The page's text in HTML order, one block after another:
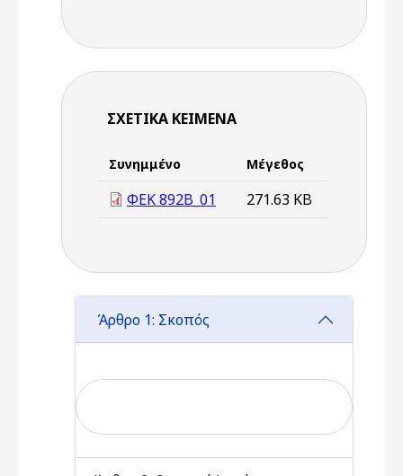
ΣΧΕΤΙΚΆ ΚΕΊΜΕΝΑ
Συνημμένο Μέγεθος
ΦΕΚ 892Β_01 271.63 KB
Άρθρο 1: Σκοπός